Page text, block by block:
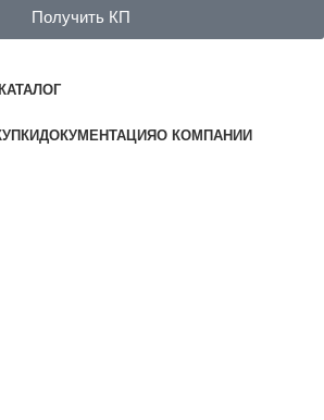
Получить КП
ДОКУМЕНТАЦИЯО КОМПАНИИ